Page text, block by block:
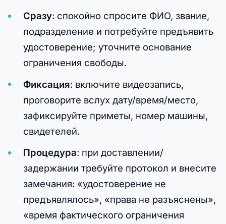
Сразу: спокойно спросите ФИО, звание,
подразделение и потребуйте предъявить
удостоверение; уточните основание
ограничения свободы.
Фиксация: включите видеозапись,
проговорите вслух дату/время/место,
зафиксируйте приметы, номер машины,
свидетелей.
Процедура: при доставлении/
задержании требуйте протокол и внесите
замечания: «удостоверение не
предъявлялось», «права не разъяснены»,
«время фактического ограничения